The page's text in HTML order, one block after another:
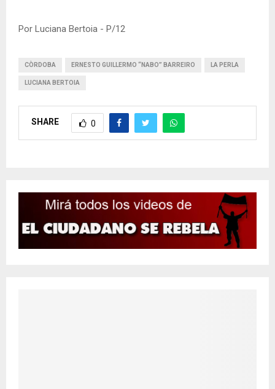
Por Luciana Bertoia - P/12
CÒRDOBA ERNESTO GUILLERMO “NABO” BARREIRO LA PERLA
LUCIANA BERTOIA
SHARE 0